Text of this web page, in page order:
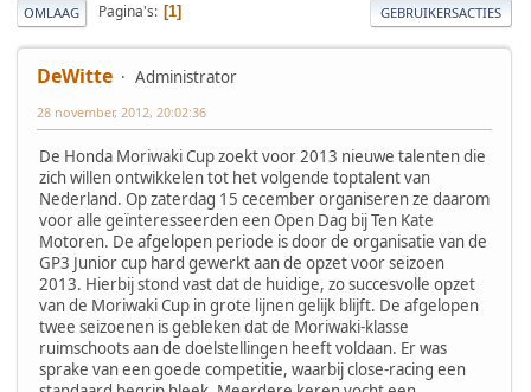
OMLAAG Pagina's 1 GEBRUIKERSACTIES
DeWitte Administrator
28 november, 2012, 20:02:36
De Honda Moriwaki Cup zoekt voor 2013 nieuwe talenten die
zich willen ontwikkelen tot het volgende toptalent van
Nederland. Op zaterdag 15 cecember organiseren ze daarom
voor alle geïnteresseerden een Open Dag bij Ten Kate
Motoren. De afgelopen periode is door de organisatie van de
GP3 Junior cup hard gewerkt aan de opzet voor seizoen
2013. Hierbij stond vast dat de huidige, zo succesvolle opzet
van de Moriwaki Cup in grote lijnen gelijk blijft. De afgelopen
twee seizoenen is gebleken dat de Moriwaki-klasse
ruimschoots aan de doelstellingen heeft voldaan. Er was
sprake van een goede competitie, waarbij close-racing een